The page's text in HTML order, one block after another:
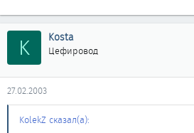
K Kosta
Цефировод
27.02.2003
KolekZ сказал(а):